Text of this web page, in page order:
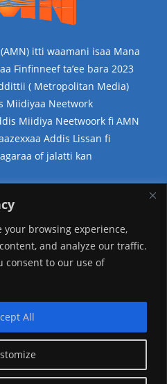
your browsing experience,
and analyze our traffic.
consent to our use of
All
itti waamani isaa Mana
Finfinneef ta’ee bara 2023
( Metropolitan Media)
Miidiyaa Neetwork
Miidiya Neetwoork fi AMN
Addis Lissan fi
of jalatti kan